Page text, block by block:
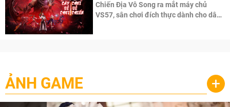
Chiến Địa Vô Song ra mắt máy chủ
VS57, sân chơi đích thực dành cho dân
ẢNH GAME +